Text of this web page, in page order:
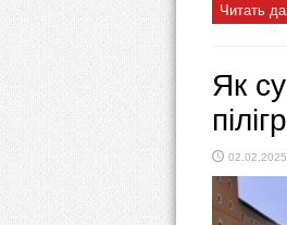
Читать
Як
02.02.2025